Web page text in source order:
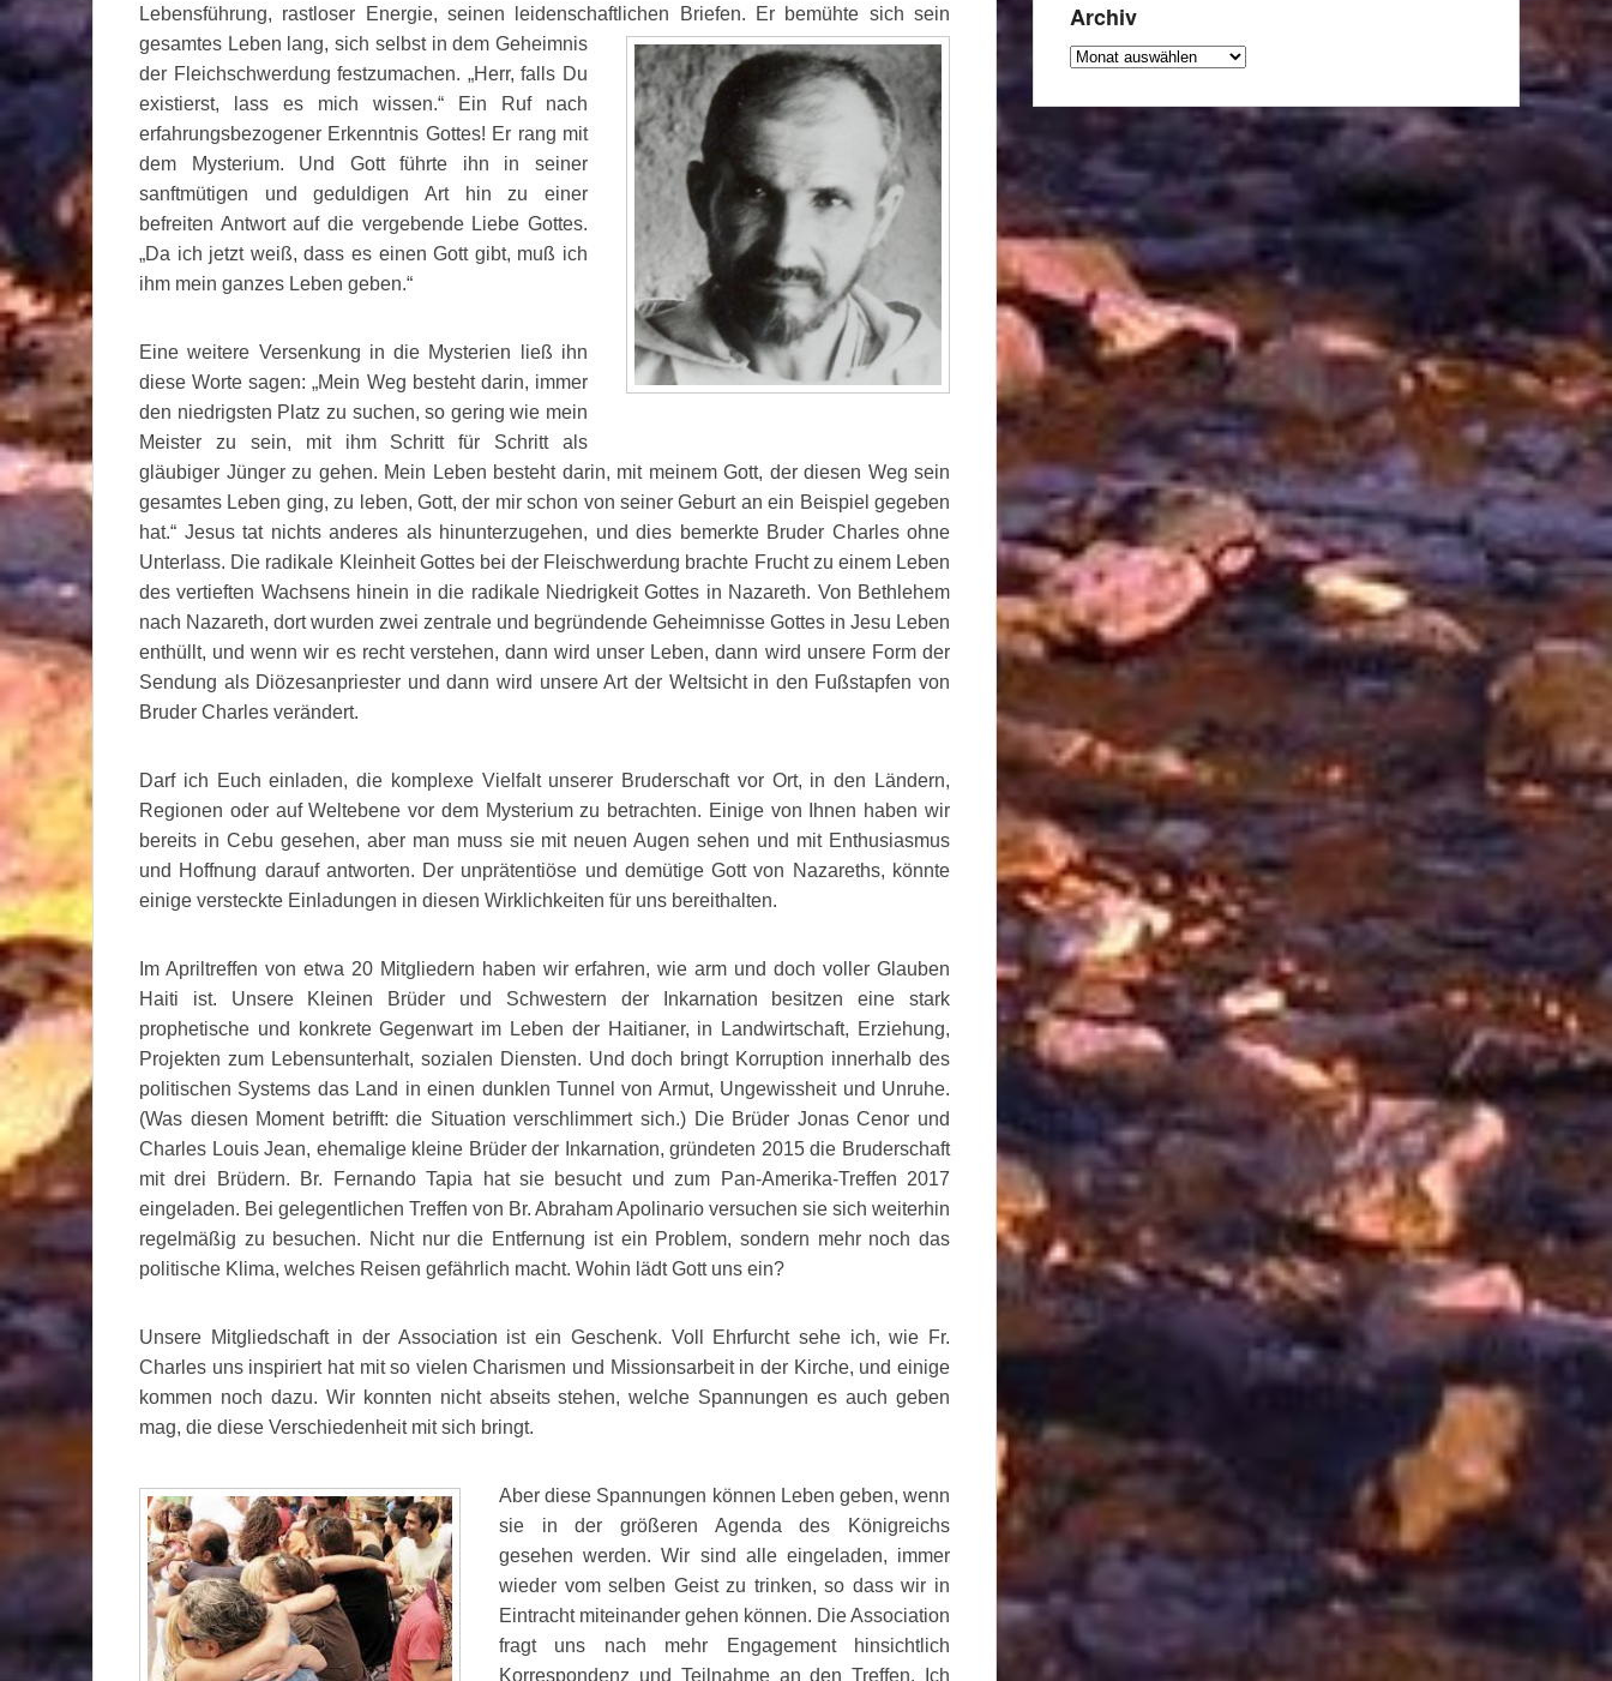
Lebensführung, rastloser Energie, seinen leidenschaftlichen Briefen. Er bemühte sich sein
gesamtes Leben lang, sich selbst in dem Geheimnis
der Fleichschwerdung festzumachen. „Herr, falls Du
existierst, lass es mich wissen.“ Ein Ruf nach
erfahrungsbezogener Erkenntnis Gottes! Er rang mit
dem Mysterium. Und Gott führte ihn in seiner
sanftmütigen und geduldigen Art hin zu einer
befreiten Antwort auf die vergebende Liebe Gottes.
„Da ich jetzt weiß, dass es einen Gott gibt, muß ich
ihm mein ganzes Leben geben.“
Eine weitere Versenkung in die Mysterien ließ ihn
diese Worte sagen: „Mein Weg besteht darin, immer
den niedrigsten Platz zu suchen, so gering wie mein
Meister zu sein, mit ihm Schritt für Schritt als
gläubiger Jünger zu gehen. Mein Leben besteht darin, mit meinem Gott, der diesen Weg sein
gesamtes Leben ging, zu leben, Gott, der mir schon von seiner Geburt an ein Beispiel gegeben
hat.“ Jesus tat nichts anderes als hinunterzugehen, und dies bemerkte Bruder Charles ohne
Unterlass. Die radikale Kleinheit Gottes bei der Fleischwerdung brachte Frucht zu einem Leben
des vertieften Wachsens hinein in die radikale Niedrigkeit Gottes in Nazareth. Von Bethlehem
nach Nazareth, dort wurden zwei zentrale und begründende Geheimnisse Gottes in Jesu Leben
enthüllt, und wenn wir es recht verstehen, dann wird unser Leben, dann wird unsere Form der
Sendung als Diözesanpriester und dann wird unsere Art der Weltsicht in den Fußstapfen von
Bruder Charles verändert.
Darf ich Euch einladen, die komplexe Vielfalt unserer Bruderschaft vor Ort, in den Ländern,
Regionen oder auf Weltebene vor dem Mysterium zu betrachten. Einige von Ihnen haben wir
bereits in Cebu gesehen, aber man muss sie mit neuen Augen sehen und mit Enthusiasmus
und Hoffnung darauf antworten. Der unprätentiöse und demütige Gott von Nazareths, könnte
einige versteckte Einladungen in diesen Wirklichkeiten für uns bereithalten.
Im Apriltreffen von etwa 20 Mitgliedern haben wir erfahren, wie arm und doch voller Glauben
Haiti ist. Unsere Kleinen Brüder und Schwestern der Inkarnation besitzen eine stark
prophetische und konkrete Gegenwart im Leben der Haitianer, in Landwirtschaft, Erziehung,
Projekten zum Lebensunterhalt, sozialen Diensten. Und doch bringt Korruption innerhalb des
politischen Systems das Land in einen dunklen Tunnel von Armut, Ungewissheit und Unruhe.
(Was diesen Moment betrifft: die Situation verschlimmert sich.) Die Brüder Jonas Cenor und
Charles Louis Jean, ehemalige kleine Brüder der Inkarnation, gründeten 2015 die Bruderschaft
mit drei Brüdern. Br. Fernando Tapia hat sie besucht und zum Pan-Amerika-Treffen 2017
eingeladen. Bei gelegentlichen Treffen von Br. Abraham Apolinario versuchen sie sich weiterhin
regelmäßig zu besuchen. Nicht nur die Entfernung ist ein Problem, sondern mehr noch das
politische Klima, welches Reisen gefährlich macht. Wohin lädt Gott uns ein?
Unsere Mitgliedschaft in der Association ist ein Geschenk. Voll Ehrfurcht sehe ich, wie Fr.
Charles uns inspiriert hat mit so vielen Charismen und Missionsarbeit in der Kirche, und einige
kommen noch dazu. Wir konnten nicht abseits stehen, welche Spannungen es auch geben
mag, die diese Verschiedenheit mit sich bringt.
Aber diese Spannungen können Leben geben, wenn
sie in der größeren Agenda des Königreichs
gesehen werden. Wir sind alle eingeladen, immer
wieder vom selben Geist zu trinken, so dass wir in
Eintracht miteinander gehen können. Die Association
fragt uns nach mehr Engagement hinsichtlich
Korrespondenz und Teilnahme an den Treffen. Ich
Archiv
Archiv